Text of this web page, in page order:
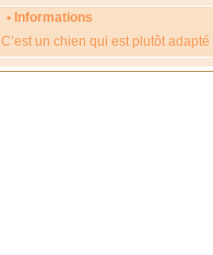
• Informations
C’est un chien qui est plutôt